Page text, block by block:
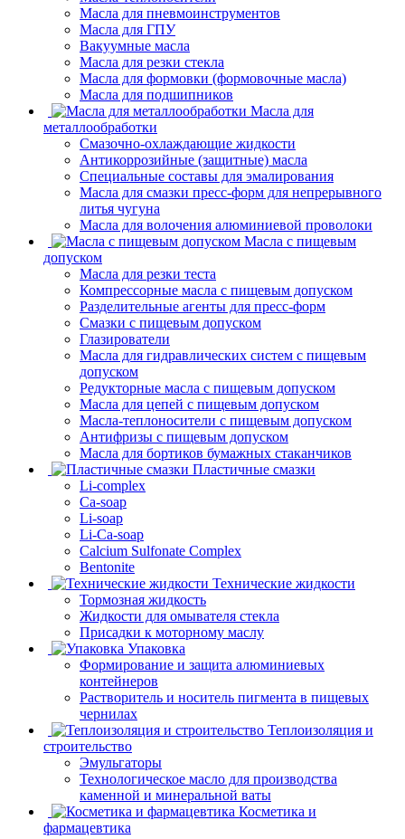
Масла для пневмоинструментов
Масла для ГПУ
Вакуумные масла
Масла для резки стекла
Масла для формовки (формовочные масла)
Масла для подшипников
Масла для
металлообработки
Смазочно-охлаждающие жидкости
Антикоррозийные (защитные) масла
Специальные составы для эмалирования
Масла для смазки пресс-форм для непрерывного
литья чугуна
Масла для волочения алюминиевой проволоки
Масла с пищевым
допуском
Масла для резки теста
Компрессорные масла с пищевым допуском
Разделительные агенты для пресс-форм
Смазки с пищевым допуском
Глазирователи
Масла для гидравлических систем с пищевым
допуском
Редукторные масла с пищевым допуском
Масла для цепей с пищевым допуском
Масла-теплоносители с пищевым допуском
Антифризы с пищевым допуском
Масла для бортиков бумажных стаканчиков
Пластичные смазки
Li-complex
Ca-soap
Li-soap
Li-Ca-soap
Calcium Sulfonate Complex
Bentonite
Технические жидкости
Тормозная жидкость
Жидкости для омывателя стекла
Присадки к моторному маслу
Упаковка
Формирование и защита алюминиевых
контейнеров
Растворитель и носитель пигмента в пищевых
чернилах
Теплоизоляция и
строительство
Эмульгаторы
Технологическое масло для производства
каменной и минеральной ваты
Косметика и
фармацевтика